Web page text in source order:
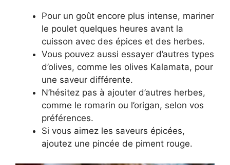
Pour un goût encore plus intense, mariner
le poulet quelques heures avant la
cuisson avec des épices et des herbes.
Vous pouvez aussi essayer d’autres types
d’olives, comme les olives Kalamata, pour
une saveur différente.
N’hésitez pas à ajouter d’autres herbes,
comme le romarin ou l’origan, selon vos
préférences.
Si vous aimez les saveurs épicées,
ajoutez une pincée de piment rouge.